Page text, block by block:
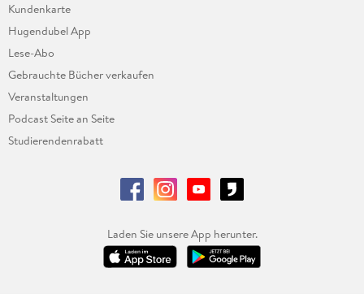
Kundenkarte
Hugendubel App
Lese-Abo
Gebrauchte Bücher verkaufen
Veranstaltungen
Podcast Seite an Seite
Studierendenrabatt
Laden Sie unsere App herunter.